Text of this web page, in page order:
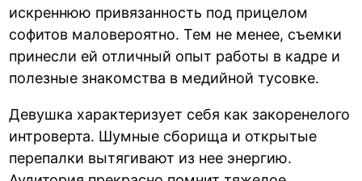
искреннюю привязанность под прицелом
софитов маловероятно. Тем не менее, съемки
принесли ей отличный опыт работы в кадре и
полезные знакомства в медийной тусовке.
Девушка характеризует себя как закоренелого
интроверта. Шумные сборища и открытые
перепалки вытягивают из нее энергию.